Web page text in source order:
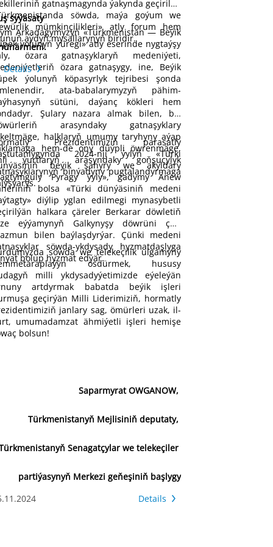
gatnaşmagynda ýakynda geçirilen
söwda, maýa goýum we
mümkinçilikleri» atly forum hem
aýdyň mysallarynyň biridir.
Arkadagymyzyň «Türkmenistan — Beýik
ýolunyň ýüregi» atly eserinde nygtaýşy
özara gatnaşyklaryň medeniýeti,
özara gatnaşygy, ine, Beýik
ýolunyň köpasyrlyk tejribesi şonda
ata-babalarymyzyň pähim-
sütüni, daýanç kökleri hem
Şulary nazara almak bilen, biz
arasyndaky gatnaşyklary
halklaryň umumy taryhyny aýap
hem-de ony düýpli öwrenmäge,
ýurtlaryň arasyndaky goňşuçylyk
binýadyny pugtalandyrmaga
Prezidentimiziň parasatly
2024-nji ýylyň «Türki
beýik şahyry we akyldary
Pyragy ýyly», gadymy Änew
bolsa «Türki dünýäsiniň medeni
diýlip yglan edilmegi mynasybetli
halkara çäreler Berkarar döwletiň
eýýamynyň Galkynyşy döwrüni çuň
bilen baýlaşdyrýar. Çünki medeni
söwda-ykdysady hyzmatdaşlyga
bolup hyzmat edýär.
söwda we telekeçilik ulgamyny
ösdürmek, hususy
milli ykdysadyýetimizde eýeleýän
artdyrmak babatda beýik işleri
geçirýän Milli Liderimiziň, hormatly
janlary sag, ömürleri uzak, il-
umumadamzat ähmiýetli işleri hemişe
bolsun!
Saparmyrat OWGANOW,
Türkmenistanyň Mejlisiniň deputaty,
Senagatçylar we telekeçiler
partiýasynyň Merkezi geňeşiniň başlygy
Details
syýasaty
Details